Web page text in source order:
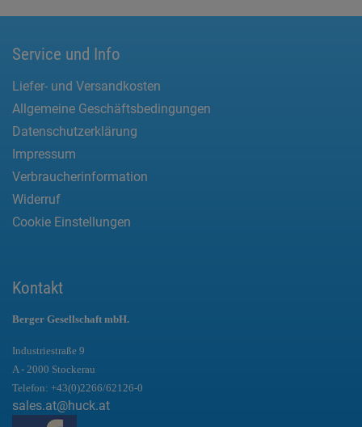
Service und Info
Liefer- und Versandkosten
Allgemeine Geschäftsbedingungen
Datenschutzerklärung
Impressum
Verbraucherinformation
Widerruf
Cookie Einstellungen
Kontakt
Berger Gesellschaft mbH.
Industriestraße 9
A - 2000 Stockerau
Telefon: +43(0)2266/62126-0
sales.at@huck.at